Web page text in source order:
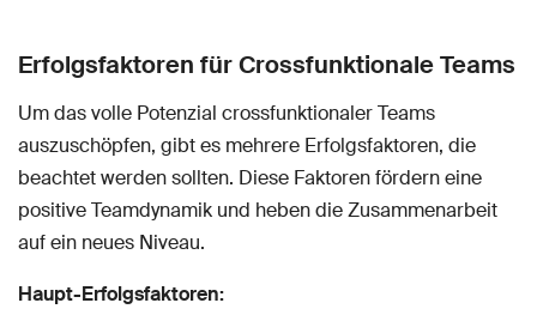
Erfolgsfaktoren für Crossfunktionale Teams
Um das volle Potenzial crossfunktionaler Teams
auszuschöpfen, gibt es mehrere Erfolgsfaktoren, die
beachtet werden sollten. Diese Faktoren fördern eine
positive Teamdynamik und heben die Zusammenarbeit
auf ein neues Niveau.
Haupt-Erfolgsfaktoren: